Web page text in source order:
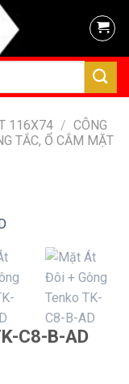
116X74 / CÔNG
TẮC, Ổ CẮM MẶT
C8-B-AD